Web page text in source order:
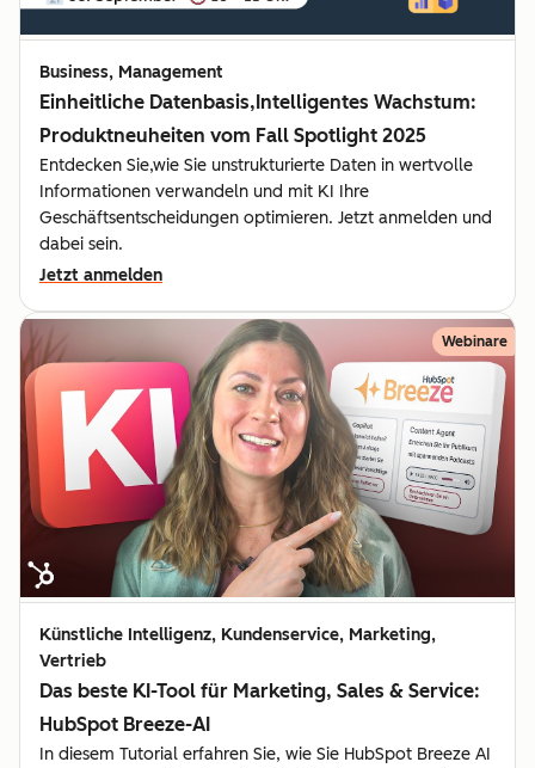
Business, Management
Einheitliche Datenbasis,Intelligentes Wachstum:
Produktneuheiten vom Fall Spotlight 2025
Entdecken Sie,wie Sie unstrukturierte Daten in wertvolle
Informationen verwandeln und mit KI Ihre
Geschäftsentscheidungen optimieren. Jetzt anmelden und
dabei sein.
Jetzt anmelden
Webinare
Künstliche Intelligenz, Kundenservice, Marketing,
Vertrieb
Das beste KI-Tool für Marketing, Sales & Service:
HubSpot Breeze-AI
In diesem Tutorial erfahren Sie, wie Sie HubSpot Breeze AI